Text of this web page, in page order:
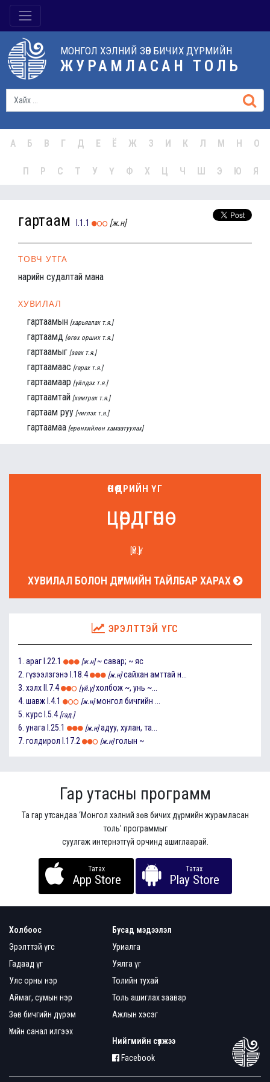
МОНГОЛ ХЭЛНИЙ ЗӨВ БИЧИХ ДҮРМИЙН
ЖУРАМЛАСАН ТОЛЬ
А Б В Г Д Е Ё Ж З И К Л М Н О
П Р С Т У Ү Ф Х Ц Ч Ш Э Ю Я
гартаам I.1.1 [ж.н]
ТОВЧ УТГА
нарийн судалтай мана
ХУВИЛАЛ
гартаамын [харьяалах т.я.]
гартаамд [өгөх орших т.я.]
гартаамыг [заах т.я.]
гартаамаас [гарах т.я.]
гартаамаар [үйлдэх т.я.]
гартаамтай [хамтрах т.я.]
гартаам руу [чиглэх т.я.]
гартаамаа [ерөнхийлөн хамаатуулах]
ӨНӨӨДРИЙН ҮГ
цөрдгөнө
[ҮЙ.Ү]
ХУВИЛАЛ БОЛОН ДҮРМИЙН ТАЙЛБАР ХАРАХ
ЭРЭЛТТЭЙ ҮГС
1. араг I.22.1 [ж.н] ~ савар; ~ яс
2. гүзээлзгэнэ I.18.4 [ж.н] сайхан амттай н...
3. хэлх II.7.4 [үй.ү] холбож ~, унь ~...
4. шавж I.4.1 [ж.н] монгол бичгийн ...
5. курс I.5.4 [гад.]
6. унага I.25.1 [ж.н] адуу, хулан, та...
7. голдирол I.17.2 [ж.н] голын ~
Гар утасны программ
Та гар утсандаа ‘Монгол хэлний зөв бичих дүрмийн журамласан
толь’ программыг
суулгаж интернэтгүй орчинд ашиглаарай.
Татах
App Store
Татах
Play Store
Холбоос
Эрэлттэй үгс
Гадаад үг
Улс орны нэр
Аймаг, сумын нэр
Зөв бичгийн дүрэм
Үгийн санал илгээх
Бусад мэдээлэл
Уриалга
Уялга үг
Толийн тухай
Толь ашиглах заавар
Ажлын хэсэг
Нийгмийн сүлжээ
Facebook